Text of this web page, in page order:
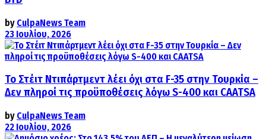
by CulpaNews Team
23 Ιουλίου, 2026
Το Στέιτ Ντιπάρτμεντ λέει όχι στα F-35 στην Τουρκία –
Δεν πληροί τις προϋποθέσεις λόγω S-400 και CAATSA
by CulpaNews Team
22 Ιουλίου, 2026